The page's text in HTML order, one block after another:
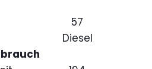
57
Diesel